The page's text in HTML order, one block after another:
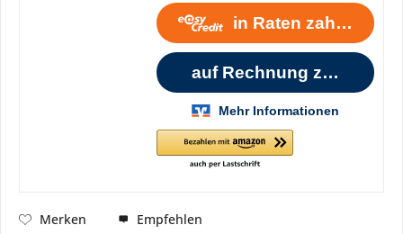
Merken Empfehlen